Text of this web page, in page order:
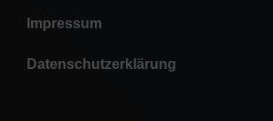
Impressum
Datenschutzerklärung